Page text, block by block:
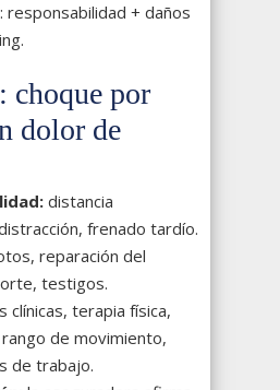
responsabilidad + daños
choque por
dolor de
distancia
frenado tardío.
reparación del
testigos.
clínicas, terapia física,
de movimiento,
de trabajo.